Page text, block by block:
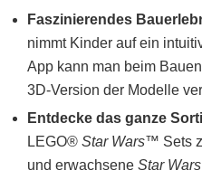
Faszinierendes
nimmt Kinder auf ein
App kann man beim
3D-Version der Modelle
Entdecke das ganze
LEGO® Star Wars™ Sets
und erwachsene Star Wars